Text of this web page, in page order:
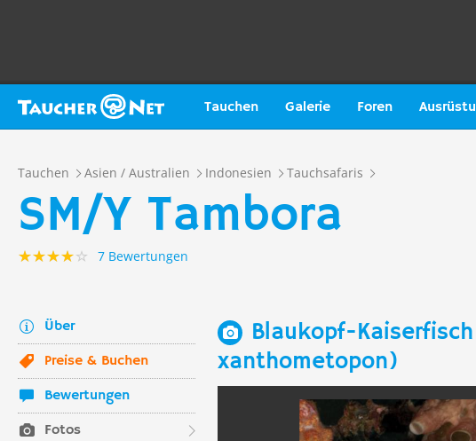
Tauchen Galerie Foren
Tauchen Asien / Australien Indonesien Tauchsafaris
SM/Y Tambora
7 Bewertungen
Über
Preise & Buchen
Bewertungen
Fotos
Blaukopf-
xanthometopon)